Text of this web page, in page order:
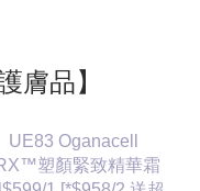
膚品】